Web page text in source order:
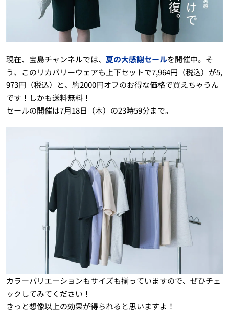
現在、宝島チャンネルでは、 夏の大感謝セールを開催中。そ
う、このリカバリーウェアも上下セットで7,964円（税込）が5,
973円（税込）と、約2000円オフのお得な価格で買えちゃうん
です！しかも送料無料！
セールの開催は7月18日（木）の23時59分まで。
カラーバリエーションもサイズも揃っていますので、ぜひチェ
ックしてみてください！
きっと想像以上の効果が得られると思いますよ！